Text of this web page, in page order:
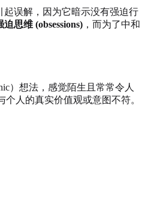
起误解，因为它暗示没有强迫行
迫思维 (obsessions) ，而为了中和
）想法，感觉陌生且常常令人
人的真实价值观或意图不符。